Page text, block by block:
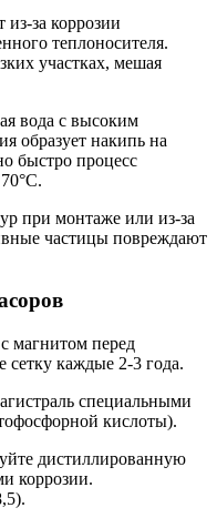
из-за коррозии
теплоносителя.
участках, мешая
вода с высоким
образует накипь на
быстро процесс
при монтаже или из-за
частицы повреждают
магнитом перед
каждые 2-3 года.
специальными
кислоты).
дистиллированную
коррозии.